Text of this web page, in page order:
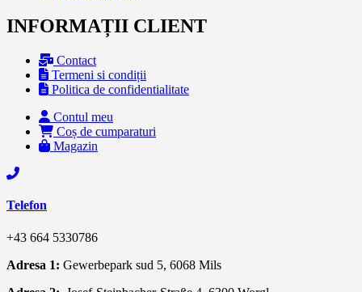
INFORMAȚII CLIENT
Contact
Termeni si condiții
Politica de confidentialitate
Contul meu
Coș de cumparaturi
Magazin
Telefon
+43 664 5330786
Adresa 1: Gewerbepark sud 5, 6068 Mils